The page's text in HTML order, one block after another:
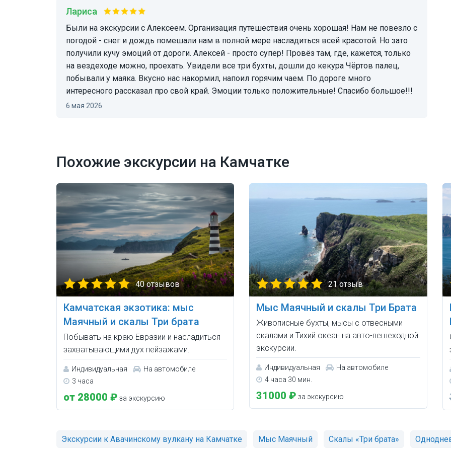
Лариса
Были на экскурсии с Алексеем. Организация путешествия очень хорошая! Нам не повезло с
погодой - снег и дождь помешали нам в полной мере насладиться всей красотой. Но зато
получили кучу эмоций от дороги. Алексей - просто супер! Провёз там, где, кажется, только
на вездеходе можно, проехать. Увидели все три бухты, дошли до кекура Чёртов палец,
побывали у маяка. Вкусно нас накормил, напоил горячим чаем. По дороге много
интересного рассказал про свой край. Эмоции только положительные! Спасибо большое!!!
6 мая 2026
Похожие экскурсии на Камчатке
40 отзывов
Камчатская экзотика: мыс
Маячный и скалы Три брата
Побывать на краю Евразии и насладиться
захватывающими дух пейзажами.
Индивидуальная
На автомобиле
3 часа
от 28000 ₽ за экскурсию
21 отзыв
Мыс Маячный и скалы Три Брата
Живописные бухты, мысы с отвесными
скалами и Тихий океан на авто-пешеходной
экскурсии.
Индивидуальная
На автомобиле
4 часа 30 мин.
31000 ₽ за экскурсию
Экскурсии к Авачинскому вулкану на Камчатке Мыс Маячный Скалы «Три брата»